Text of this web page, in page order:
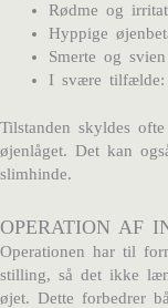
Rødme og
Hyppige
Smerte og svien
I svære tilfælde:
Tilstanden skyldes
øjenlåget. Det kan
slimhinde.
OPERATION AF
Operationen har til
stilling, så det ikke
øjet. Dette forbedrer